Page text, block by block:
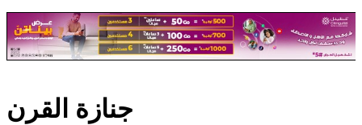
جنازة القرن